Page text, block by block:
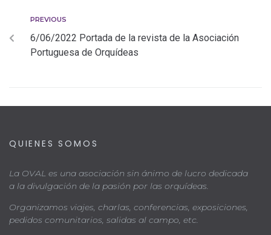
PREVIOUS
6/06/2022 Portada de la revista de la Asociación
Portuguesa de Orquídeas
QUIENES SOMOS
La OVAL es una asociación sin ánimo de lucro dedicada
a la divulgación de la pasión por las orquídeas.
Organizamos viajes, charlas, conferencias, exposiciones,
pedidos comunitarios, salidas al campo, etc.